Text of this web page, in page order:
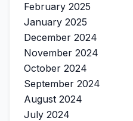
February 2025
January 2025
December 2024
November 2024
October 2024
September 2024
August 2024
July 2024